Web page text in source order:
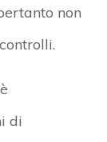
non
di